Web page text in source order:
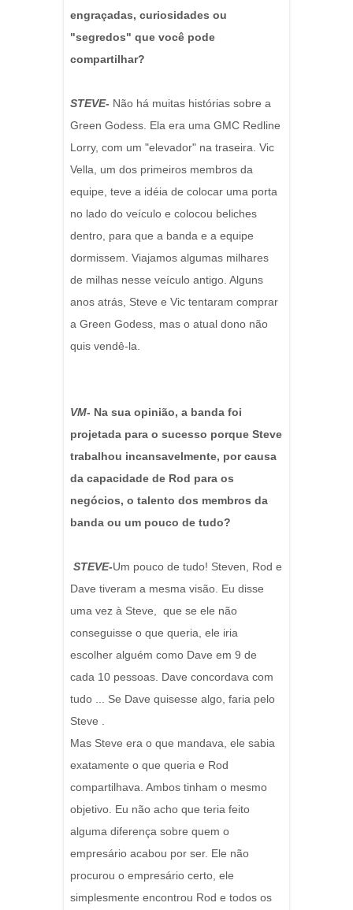
engraçadas, curiosidades ou
"segredos" que você pode
compartilhar?
STEVE- Não há muitas histórias sobre a
Green Godess. Ela era uma GMC Redline
Lorry, com um "elevador" na traseira. Vic
Vella, um dos primeiros membros da
equipe, teve a idéia de colocar uma porta
no lado do veículo e colocou beliches
dentro, para que a banda e a equipe
dormissem. Viajamos algumas milhares
de milhas nesse veículo antigo. Alguns
anos atrás, Steve e Vic tentaram comprar
a Green Godess, mas o atual dono não
quis vendê-la.
VM- Na sua opinião, a banda foi
projetada para o sucesso porque Steve
trabalhou incansavelmente, por causa
da capacidade de Rod para os
negócios, o talento dos membros da
banda ou um pouco de tudo?
STEVE-Um pouco de tudo! Steven, Rod e
Dave tiveram a mesma visão. Eu disse
uma vez à Steve, que se ele não
conseguisse o que queria, ele iria
escolher alguém como Dave em 9 de
cada 10 pessoas. Dave concordava com
tudo ... Se Dave quisesse algo, faria pelo
Steve .
Mas Steve era o que mandava, ele sabia
exatamente o que queria e Rod
compartilhava. Ambos tinham o mesmo
objetivo. Eu não acho que teria feito
alguma diferença sobre quem o
empresário acabou por ser. Ele não
procurou o empresário certo, ele
simplesmente encontrou Rod e todos os